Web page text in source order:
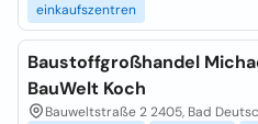
einkaufszentren
Baustoffgroßhandel
BauWelt Koch
Bauweltstraße 2 2405, Bad